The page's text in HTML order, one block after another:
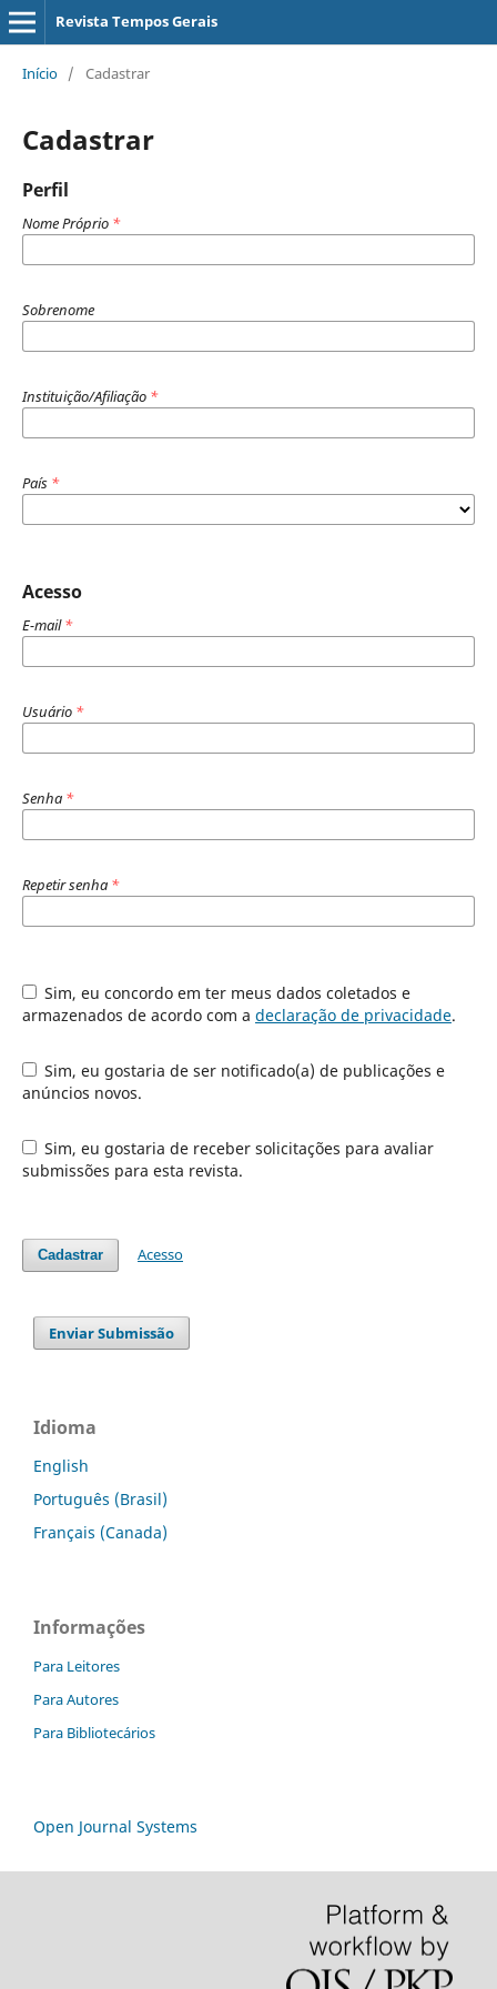
Revista Tempos Gerais
Início / Cadastrar
Cadastrar
Perfil
Nome Próprio *
Sobrenome
Instituição/Afiliação *
País *
Acesso
E-mail*
Usuário *
Senha *
Repetir senha *
Sim, eu concordo em ter meus dados coletados e
armazenados de acordo com a declaração de privacidade.
Sim, eu gostaria de ser notificado(a) de publicações e
anúncios novos.
Sim, eu gostaria de receber solicitações para avaliar
submissões para esta revista.
Cadastrar Acesso
Enviar Submissão
Idioma
English
Português (Brasil)
Français (Canada)
Informações
Para Leitores
Para Autores
Para Bibliotecários
Open Journal Systems